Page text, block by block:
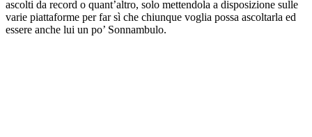
ascolti da record o quant’altro, solo mettendola a disposizione sulle
varie piattaforme per far sì che chiunque voglia possa ascoltarla ed
essere anche lui un po’ Sonnambulo.